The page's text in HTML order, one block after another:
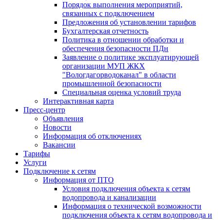
Порядок выполнения мероприятий,
связанных с подключением
Предложения об установлении тарифов
Бухгалтерская отчетность
Политика в отношении обработки и
обеспечения безопасности ПДн
Заявление о политике эксплуатирующей
организации МУП ЖКХ
"Вологдагорводоканал" в области
промышленной безопасности
Специальная оценка условий труда
Интерактивная карта
Пресс-центр
Объявления
Новости
Информация об отключениях
Вакансии
Тарифы
Услуги
Подключение к сетям
Информация от ПТО
Условия подключения объекта к сетям
водопровода и канализации
Информация о технической возможности
подключения объекта к сетям водопровода и